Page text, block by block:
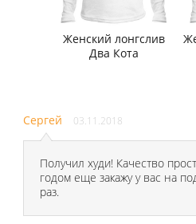
Женский лонгслив
Два Кота
Сергей 03.11.2018
Получил худи! Качество
годом еще закажу у вас на
раз.